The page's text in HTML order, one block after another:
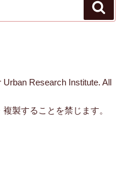
Research Institute. All
製することを禁じます。